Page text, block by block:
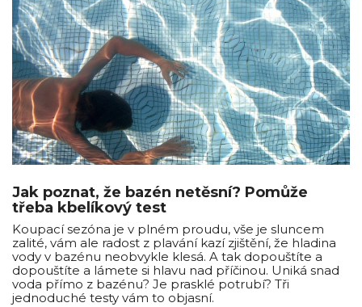
Jak poznat, že bazén netěsní? Pomůže
třeba kbelíkový test
Koupací sezóna je v plném proudu, vše je sluncem
zalité, vám ale radost z plavání kazí zjištění, že hladina
vody v bazénu neobvykle klesá. A tak dopouštíte a
dopouštíte a lámete si hlavu nad příčinou. Uniká snad
voda přímo z bazénu? Je prasklé potrubí? Tři
jednoduché testy vám to objasní.